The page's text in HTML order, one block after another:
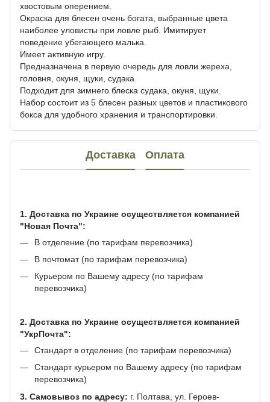
хвостовым оперением.
Окраска для блесен очень богата, выбранные цвета
наиболее уловисты при ловле рыб. Имитирует
поведение убегающего малька.
Имеет активную игру.
Предназначена в первую очередь для ловли жереха,
головня, окуня, щуки, судака.
Подходит для зимнего блеска судака, окуня, щуки.
Набор состоит из 5 блесен разных цветов и пластикового
бокса для удобного хранения и транспортировки.
Доставка Оплата
1. Доставка по Украине осуществляется компанией
"Новая Почта":
В отделение (по тарифам перевозчика)
В почтомат (по тарифам перевозчика)
Курьером по Вашему адресу (по тарифам
перевозчика)
2. Доставка по Украине осуществляется компанией
"УкрПочта":
Стандарт в отделение (по тарифам перевозчика)
Стандарт курьером по Вашему адресу (по тарифам
перевозчика)
3. Самовывоз по адресу: г. Полтава, ул. Героев-